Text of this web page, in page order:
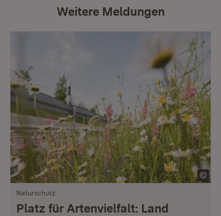
Weitere Meldungen
Naturschutz
Platz für Artenvielfalt: Land